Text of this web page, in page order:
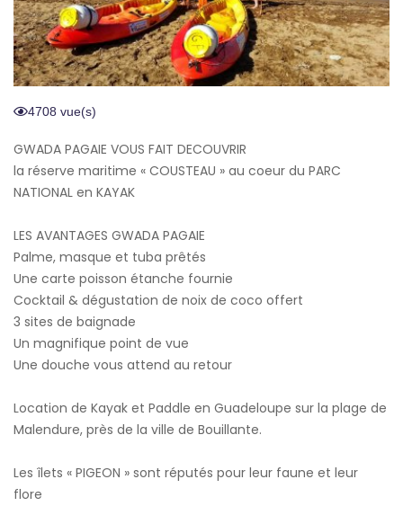
4708 vue(s)
GWADA PAGAIE VOUS FAIT DECOUVRIR
la réserve maritime « COUSTEAU » au coeur du PARC
NATIONAL en KAYAK
LES AVANTAGES GWADA PAGAIE
Palme, masque et tuba prêtés
Une carte poisson étanche fournie
Cocktail & dégustation de noix de coco offert
3 sites de baignade
Un magnifique point de vue
Une douche vous attend au retour
Location de Kayak et Paddle en Guadeloupe sur la plage de
Malendure, près de la ville de Bouillante.
Les îlets « PIGEON » sont réputés pour leur faune et leur
flore